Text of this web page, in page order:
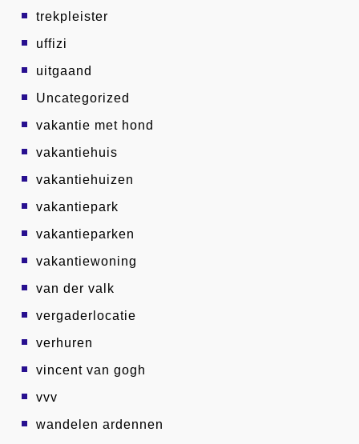
trekpleister
uffizi
uitgaand
Uncategorized
vakantie met hond
vakantiehuis
vakantiehuizen
vakantiepark
vakantieparken
vakantiewoning
van der valk
vergaderlocatie
verhuren
vincent van gogh
vvv
wandelen ardennen